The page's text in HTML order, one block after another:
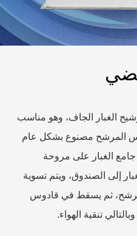
الغبار الجاف، وهو مناسب
المرشح مصنوع بشكل عام
الغبار على مروحة
إلى الصندوق، ويتم تسوية
ثم يسقط في قادوس
تنقية الهواء.